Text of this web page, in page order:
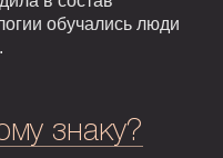
обучались люди
знаку?